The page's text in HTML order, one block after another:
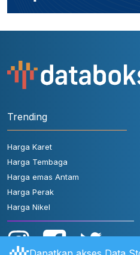
Trending
Harga Karet
Harga Tembaga
Harga emas Antam
Harga Perak
Harga Nikel